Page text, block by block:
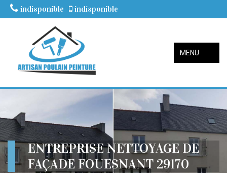
indisponible indisponible
MENU
ENTREPRISE NETTOYAGE DE
FAÇADE FOUESNANT 29170